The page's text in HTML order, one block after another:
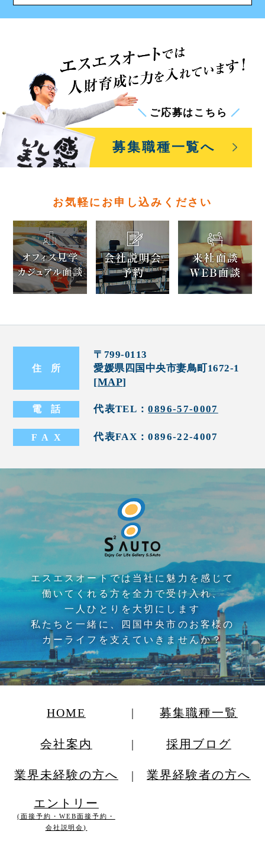
ご応募はこちら
募集職種一覧へ
お気軽にお申し込みください
住 所
〒799-0113
愛媛県四国中央市妻鳥町1672-1
[MAP]
電話 代表TEL：0896-57-0007
FA X 代表FAX：0896-22-4007
エスエスオートでは当社に魅力を感じて
働いてくれる方を全力で受け入れ、
一人ひとりを大切にします
私たちと一緒に、四国中央市のお客様の
カーライフを支えていきませんか？
HOME 募集職種一覧
エントリー
(面接予約・WEB面接予約・
会社説明会)
採用ブログ
会社案内
業界未経験の方へ 業界経験者の方へ